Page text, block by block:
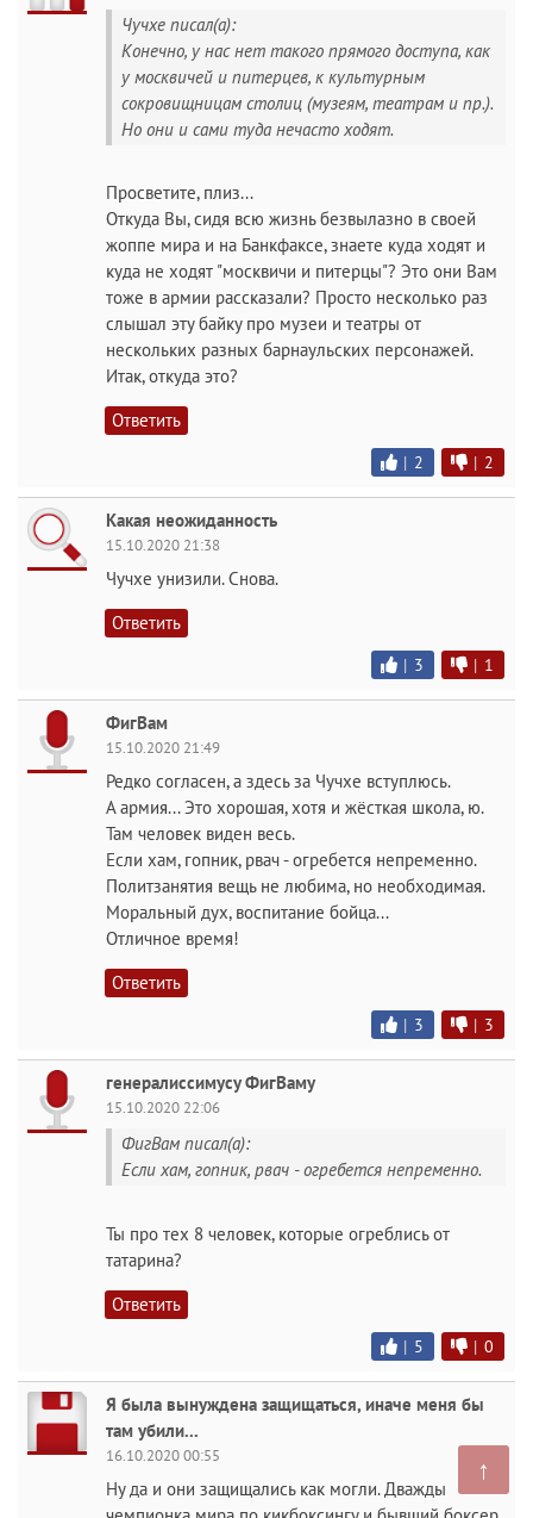
Чучхе писал(а):
Конечно, у нас нет такого прямого доступа, как
у москвичей и питерцев, к культурным
сокровищницам столиц (музеям, театрам и пр.).
Но они и сами туда нечасто ходят.
Просветите, плиз...
Откуда Вы, сидя всю жизнь безвылазно в своей
жоппе мира и на Банкфаксе, знаете куда ходят и
куда не ходят "москвичи и питерцы"? Это они Вам
тоже в армии рассказали? Просто несколько раз
слышал эту байку про музеи и театры от
нескольких разных барнаульских персонажей.
Итак, откуда это?
Ответить
| 2 | 2
Какая неожиданность
15.10.2020 21:38
Чучхе унизили. Снова.
Ответить
| 3 | 1
ФигВам
15.10.2020 21:49
Редко согласен, а здесь за Чучхе вступлюсь.
А армия... Это хорошая, хотя и жёсткая школа, ю.
Там человек виден весь.
Если хам, гопник, рвач - огребется непременно.
Политзанятия вещь не любима, но необходимая.
Моральный дух, воспитание бойца...
Отличное время!
Ответить
| 3 | 3
генералиссимусу ФигВаму
15.10.2020 22:06
ФигВам писал(а):
Если хам, гопник, рвач - огребется непременно.
Ты про тех 8 человек, которые огреблись от
татарина?
Ответить
| 5 | 0
Я была вынуждена защищаться, иначе меня бы
там убили...
16.10.2020 00:55
Ну да и они защищались как могли. Дважды
↑